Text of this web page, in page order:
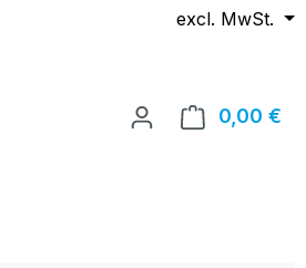
excl. MwSt.
0,00 €